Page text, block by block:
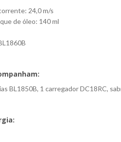
24,0 m/s
de óleo: 140 ml
BL1850B, 1 carregador DC18RC,